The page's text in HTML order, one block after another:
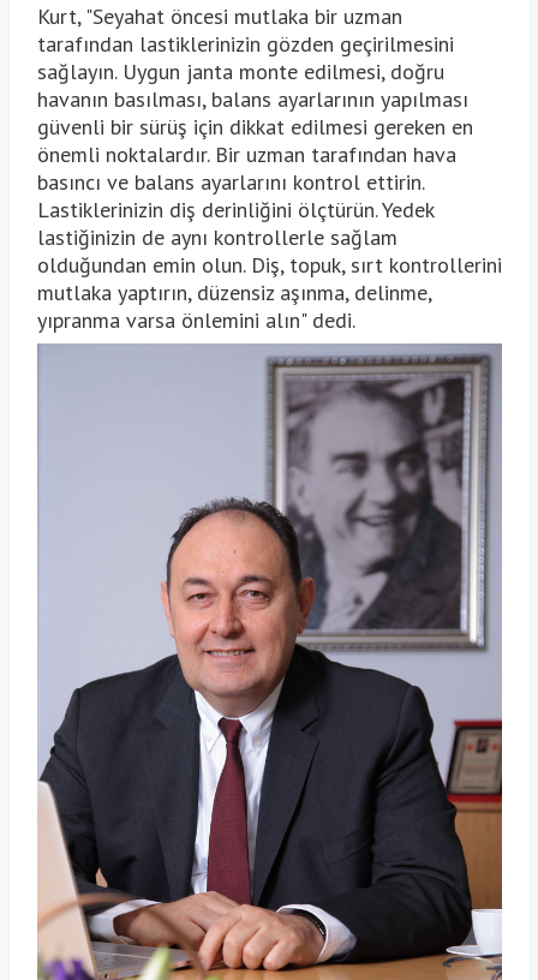
Kurt, "Seyahat öncesi mutlaka bir uzman
tarafından lastiklerinizin gözden geçirilmesini
sağlayın. Uygun janta monte edilmesi, doğru
havanın basılması, balans ayarlarının yapılması
güvenli bir sürüş için dikkat edilmesi gereken en
önemli noktalardır. Bir uzman tarafından hava
basıncı ve balans ayarlarını kontrol ettirin.
Lastiklerinizin diş derinliğini ölçtürün. Yedek
lastiğinizin de aynı kontrollerle sağlam
olduğundan emin olun. Diş, topuk, sırt kontrollerini
mutlaka yaptırın, düzensiz aşınma, delinme,
yıpranma varsa önlemini alın" dedi.